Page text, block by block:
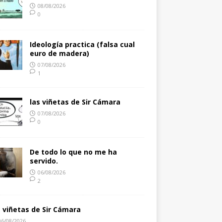
08/08/2026
0
Ideología practica (falsa cual
euro de madera)
07/08/2026
1
las viñetas de Sir Cámara
07/08/2026
0
De todo lo que no me ha
servido.
06/08/2026
2
viñetas de Sir Cámara